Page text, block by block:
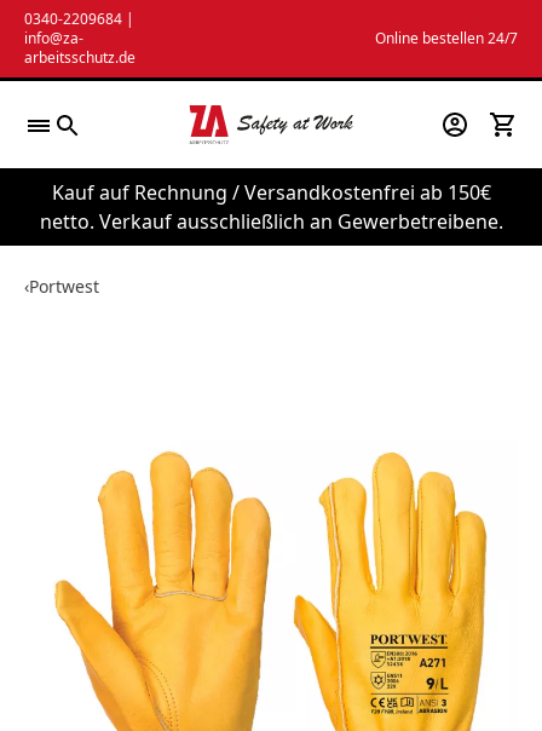
Zum
Inhalt
springen
0340-2209684 |
info@za-
arbeitsschutz.de
Online bestellen 24/7
Kauf auf Rechnung / Versandkostenfrei ab 150€
netto. Verkauf ausschließlich an Gewerbetreibene.
‹Portwest